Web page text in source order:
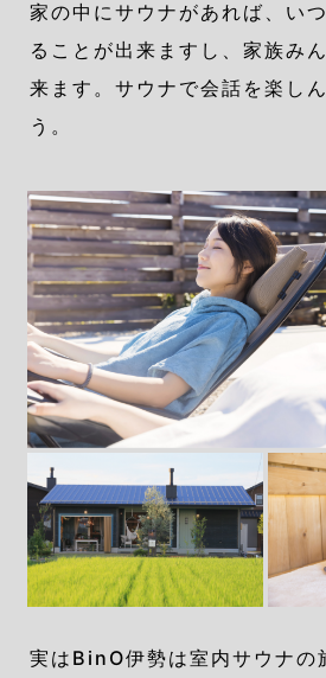
家の中にサウナがあれば、い
ることが出来ますし、家族み
来ます。サウナで会話を楽し
う。
実はBinO伊勢は室内サウナの